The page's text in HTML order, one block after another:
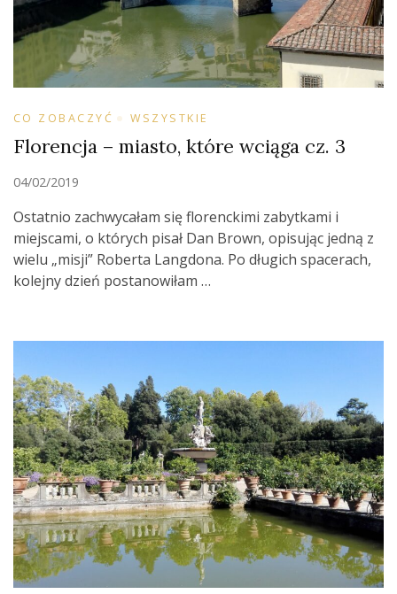
CO ZOBACZYĆ WSZYSTKIE
Florencja – miasto, które wciąga cz. 3
04/02/2019
Ostatnio zachwycałam się florenckimi zabytkami i
miejscami, o których pisał Dan Brown, opisując jedną z
wielu „misji” Roberta Langdona. Po długich spacerach,
kolejny dzień postanowiłam …